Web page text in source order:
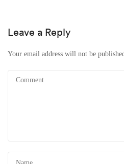
Leave a Reply
Your email address will not be